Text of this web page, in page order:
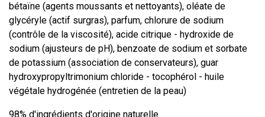
bétaïne (agents moussants et nettoyants), oléate de
glycéryle (actif surgras), parfum, chlorure de sodium
(contrôle de la viscosité), acide citrique - hydroxide de
sodium (ajusteurs de pH), benzoate de sodium et sorbate
de potassium (association de conservateurs), guar
hydroxypropyltrimonium chloride - tocophérol - huile
végétale hydrogénée (entretien de la peau)
98% d'ingrédients d'origine naturelle